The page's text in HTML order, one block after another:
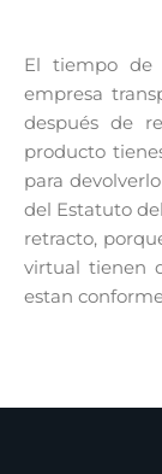
El tiempo de
empresa
después de
producto
para
del Estatuto
retracto,
virtual tienen
estan